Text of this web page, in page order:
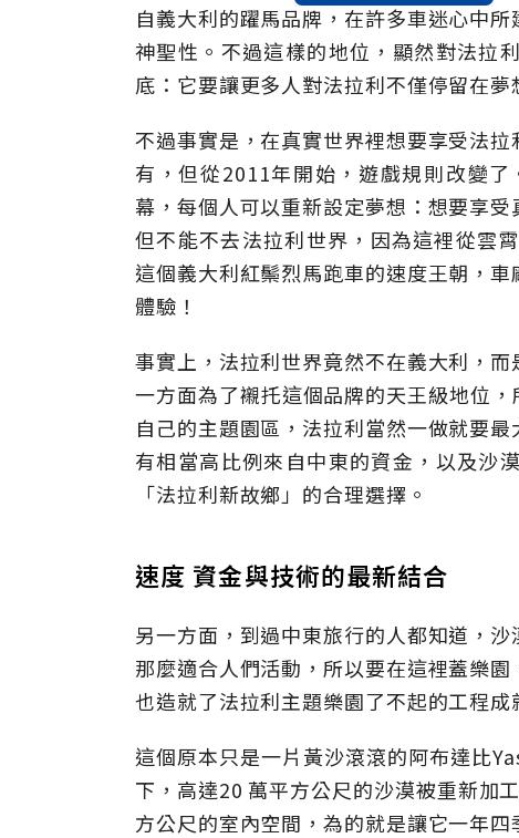
自義大利的躍馬品牌，在許多車迷心中
神聖性。不過這樣的地位，顯然對法拉
底：它要讓更多人對法拉利不僅停留在
不過事實是，在真實世界裡想要享受法
有，但從2011年開始，遊戲規則改變
幕，每個人可以重新設定夢想：想要享
但不能不去法拉利世界，因為這裡從雲
這個義大利紅鬃烈馬跑車的速度王朝，
體驗！
事實上，法拉利世界竟然不在義大利，
一方面為了襯托這個品牌的天王級地位
自己的主題園區，法拉利當然一做就要
有相當高比例來自中東的資金，以及沙
「法拉利新故鄉」的合理選擇。
速度 資金與技術的最新結合
另一方面，到過中東旅行的人都知道，
那麼適合人們活動，所以要在這裡蓋樂
也造就了法拉利主題樂園了不起的工程成
這個原本只是一片黃沙滾滾的阿布達比
下，高達20 萬平方公尺的沙漠被重新加
方公尺的室內空間，為的就是讓它一年